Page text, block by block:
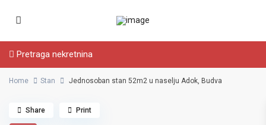
Pretraga nekretnina
Home Stan Jednosoban stan 52m2 u naselju Adok, Budva
Share Print